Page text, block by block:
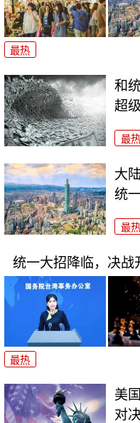
最热
和
超
最热
大
统
最热
统一大招降临，决战
最热
美
对